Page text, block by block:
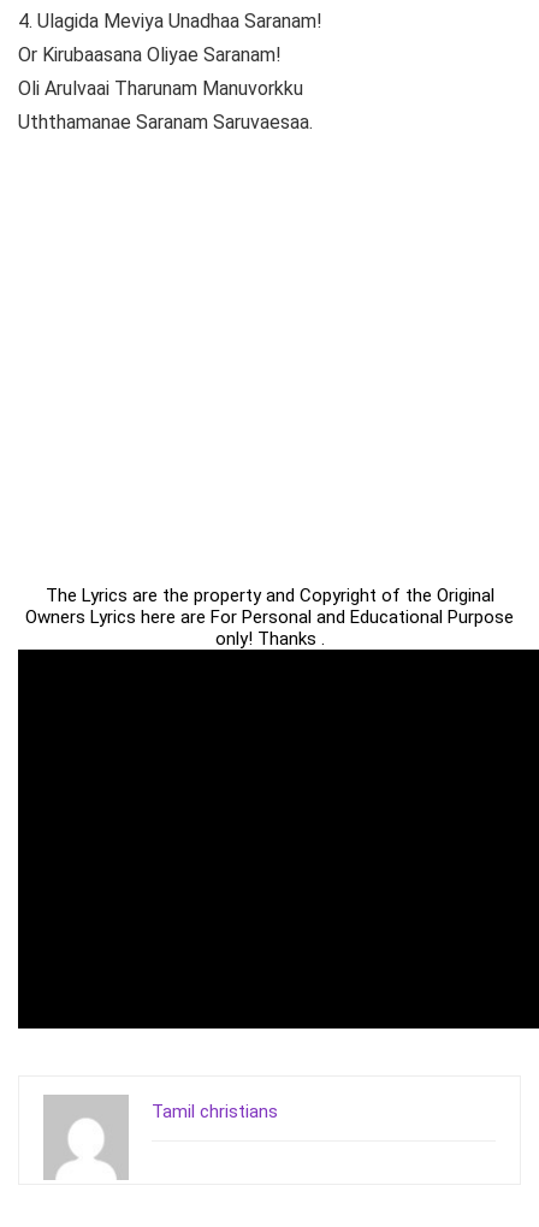
4. Ulagida Meviya Unadhaa Saranam!
Or Kirubaasana Oliyae Saranam!
Oli Arulvaai Tharunam Manuvorkku
Uththamanae Saranam Saruvaesaa.
The Lyrics are the property and Copyright of the Original
Owners Lyrics here are For Personal and Educational Purpose
only! Thanks .
Tamil christians